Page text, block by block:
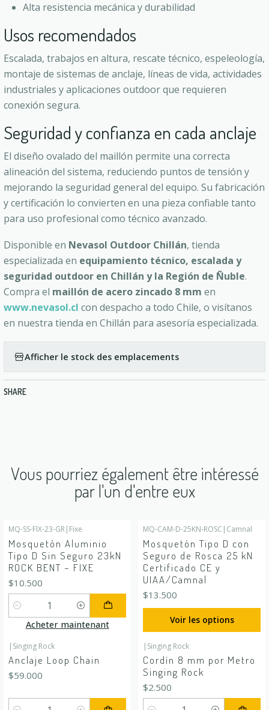
Alta resistencia mecánica y durabilidad
Usos recomendados
Escalada, trabajos en altura, rescate técnico, espeleología,
montaje de sistemas de anclaje, líneas de vida, actividades
industriales y aplicaciones outdoor que requieren
conexión segura.
Seguridad y confianza en cada anclaje
El diseño ovalado del maillón permite una correcta
alineación del sistema, reduciendo puntos de tensión y
mejorando la seguridad general del equipo. Su fabricación
y certificación lo convierten en una pieza confiable tanto
para uso profesional como técnico avanzado.
Disponible en Nevasol Outdoor Chillán, tienda
especializada en equipamiento técnico, escalada y
seguridad outdoor en Chillán y la Región de Ñuble.
Compra el maillón de acero zincado 8 mm en
www.nevasol.cl con despacho a todo Chile, o visítanos
en nuestra tienda en Chillán para asesoría especializada.
Afficher le stock des emplacements
SHARE
Vous pourriez également être intéressé
par l'un d'entre eux
MQ-SS-FIX-23-GR| Fixe
Mosquetón Aluminio
Tipo D Sin Seguro 23kN
ROCK BENT – FIXE
$10.500
Quantité
Acheter maintenant
MQ-CAM-D-25KN-ROSC | Camnal
Mosquetón Tipo D con
Seguro de Rosca 25 kN
Certificado CE y
UIAA/Camnal
$13.500
Voir les options
| Singing Rock
Anclaje Loop Chain
$59.000
| Singing Rock
Cordín 8 mm por Metro
Singing Rock
$2.500